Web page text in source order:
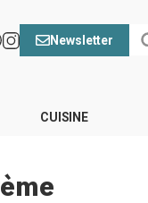
Newsletter
CUISINE